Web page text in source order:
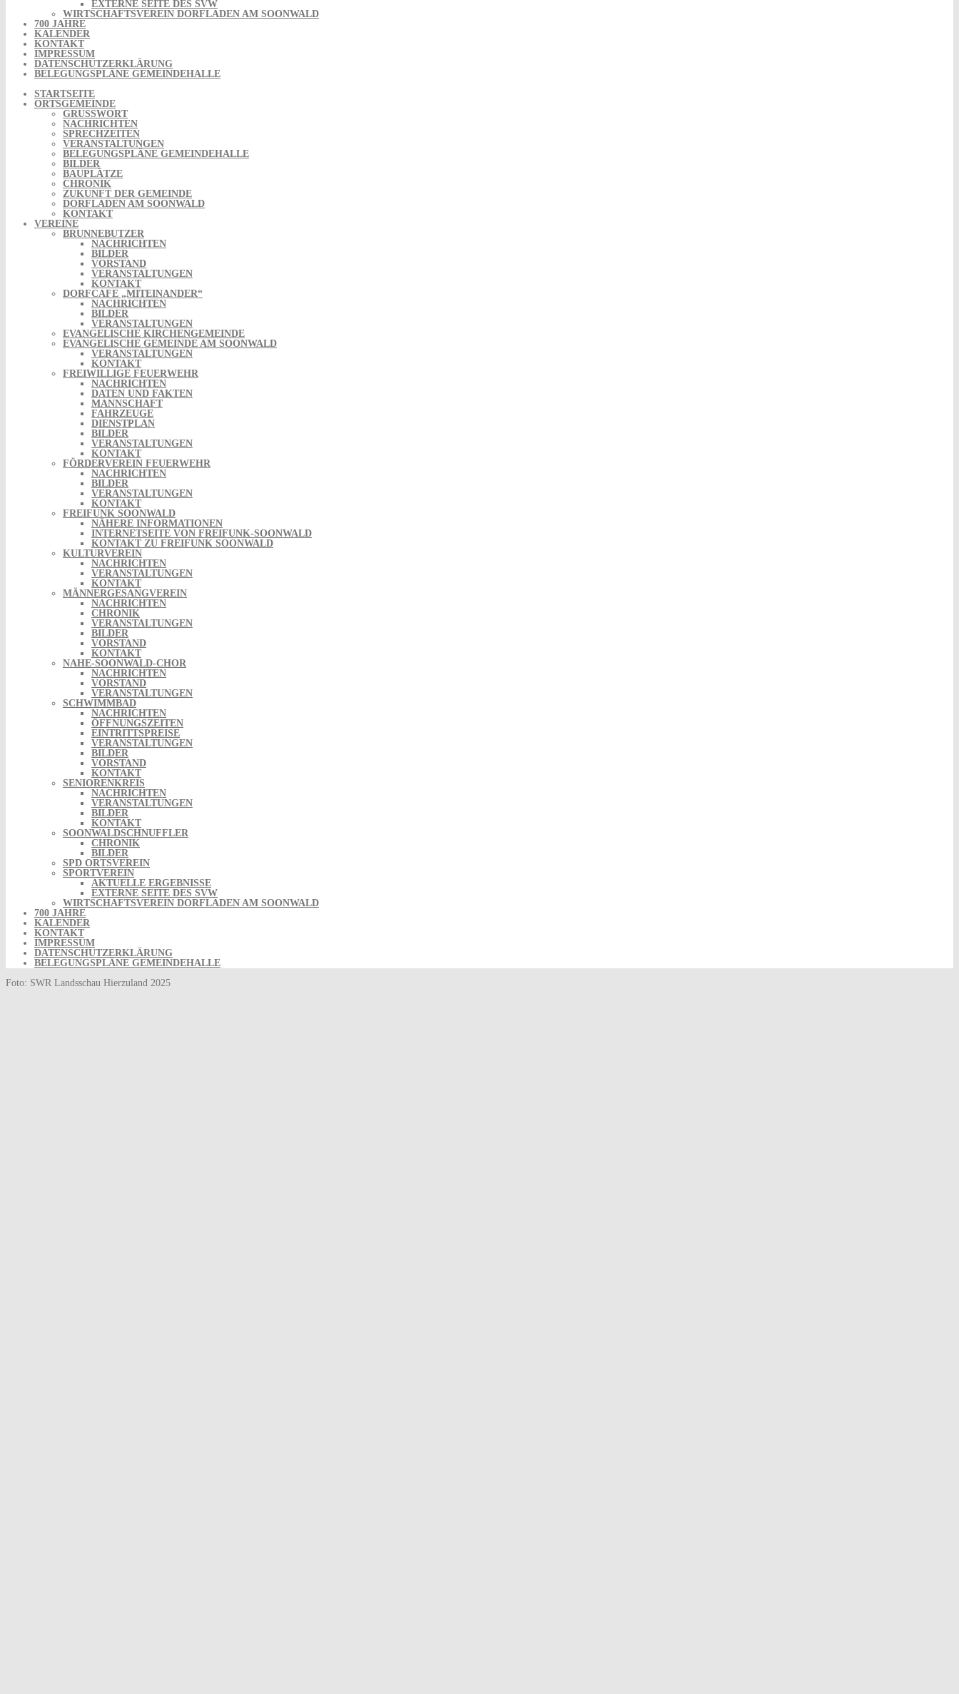
EXTERNE SEITE DES SVW
WIRTSCHAFTSVEREIN DORFLADEN AM SOONWALD
700 JAHRE
KALENDER
KONTAKT
IMPRESSUM
DATENSCHUTZERKLÄRUNG
BELEGUNGSPLÄNE GEMEINDEHALLE
STARTSEITE
ORTSGEMEINDE
GRUSSWORT
NACHRICHTEN
SPRECHZEITEN
VERANSTALTUNGEN
BELEGUNGSPLÄNE GEMEINDEHALLE
BILDER
BAUPLÄTZE
CHRONIK
ZUKUNFT DER GEMEINDE
DORFLADEN AM SOONWALD
KONTAKT
VEREINE
BRUNNEBUTZER
NACHRICHTEN
BILDER
VORSTAND
VERANSTALTUNGEN
KONTAKT
DORFCAFE „MITEINANDER“
NACHRICHTEN
BILDER
VERANSTALTUNGEN
EVANGELISCHE KIRCHENGEMEINDE
EVANGELISCHE GEMEINDE AM SOONWALD
VERANSTALTUNGEN
KONTAKT
FREIWILLIGE FEUERWEHR
NACHRICHTEN
DATEN UND FAKTEN
MANNSCHAFT
FAHRZEUGE
DIENSTPLAN
BILDER
VERANSTALTUNGEN
KONTAKT
FÖRDERVEREIN FEUERWEHR
NACHRICHTEN
BILDER
VERANSTALTUNGEN
KONTAKT
FREIFUNK SOONWALD
NÄHERE INFORMATIONEN
INTERNETSEITE VON FREIFUNK-SOONWALD
KONTAKT ZU FREIFUNK SOONWALD
KULTURVEREIN
NACHRICHTEN
VERANSTALTUNGEN
KONTAKT
MÄNNERGESANGVEREIN
NACHRICHTEN
CHRONIK
VERANSTALTUNGEN
BILDER
VORSTAND
KONTAKT
NAHE-SOONWALD-CHOR
NACHRICHTEN
VORSTAND
VERANSTALTUNGEN
SCHWIMMBAD
NACHRICHTEN
ÖFFNUNGSZEITEN
EINTRITTSPREISE
VERANSTALTUNGEN
BILDER
VORSTAND
KONTAKT
SENIORENKREIS
NACHRICHTEN
VERANSTALTUNGEN
BILDER
KONTAKT
SOONWALDSCHNUFFLER
CHRONIK
BILDER
SPD ORTSVEREIN
SPORTVEREIN
AKTUELLE ERGEBNISSE
EXTERNE SEITE DES SVW
WIRTSCHAFTSVEREIN DORFLADEN AM SOONWALD
700 JAHRE
KALENDER
KONTAKT
IMPRESSUM
DATENSCHUTZERKLÄRUNG
BELEGUNGSPLÄNE GEMEINDEHALLE